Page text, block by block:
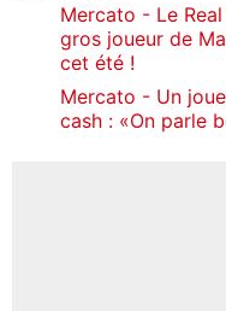
Mercato - Le
gros joueur de
cet été !
Mercato - Un
cash : «On parle